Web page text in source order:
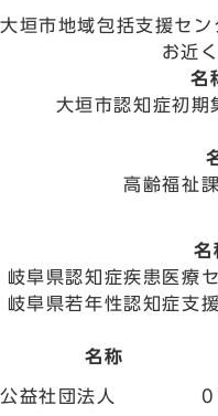
大垣市地域包括支援セン
お近
名
大垣市認知症初期
高齢
名
岐阜県認知症疾患医療
岐阜県若年性認知症支
名称
公益社団法人